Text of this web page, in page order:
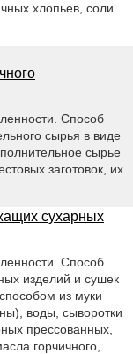
хлопьев, соли
Способ
сырья в виде
сырье
заготовок, их
сухарных
Способ
изделий и сушек
из муки
воды, сыворотки
прессованных,
горчичного,